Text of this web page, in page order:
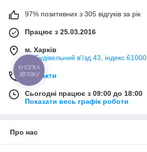
97% позитивних з 305 відгуків за рік
Працює з 25.03.2016
м. Харків
2й Будівельний в'їзд 43, індекс
Контакти
Сьогодні працює з 09:00 до 18:00
Показати весь графік роботи
Про нас
КНОПКА
ЗВ'ЯЗКУ